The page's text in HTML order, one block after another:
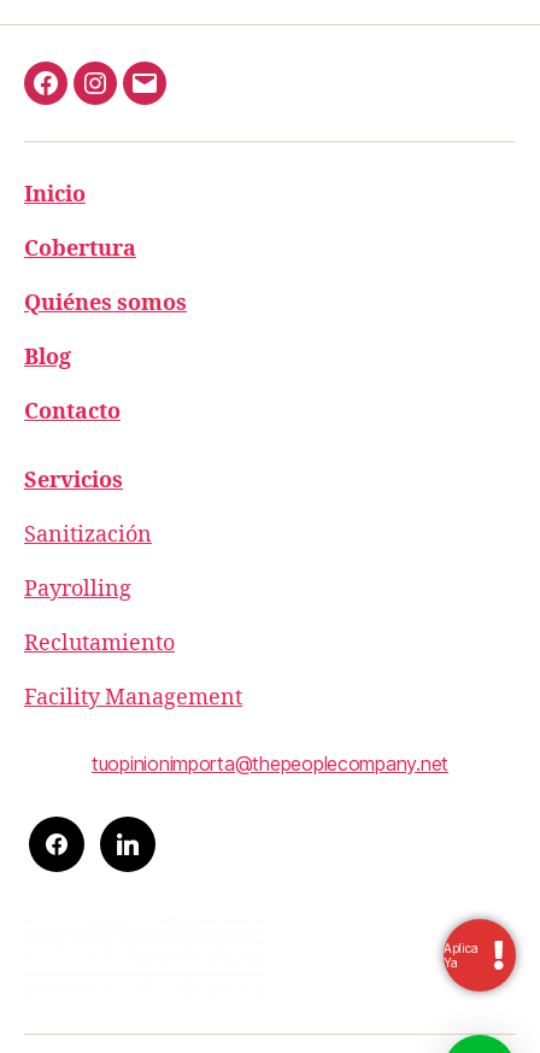
Inicio
Cobertura
Quiénes somos
Blog
Contacto
Servicios
Sanitización
Payrolling
Reclutamiento
Facility Management
tuopinionimporta@thepeoplecompany.net